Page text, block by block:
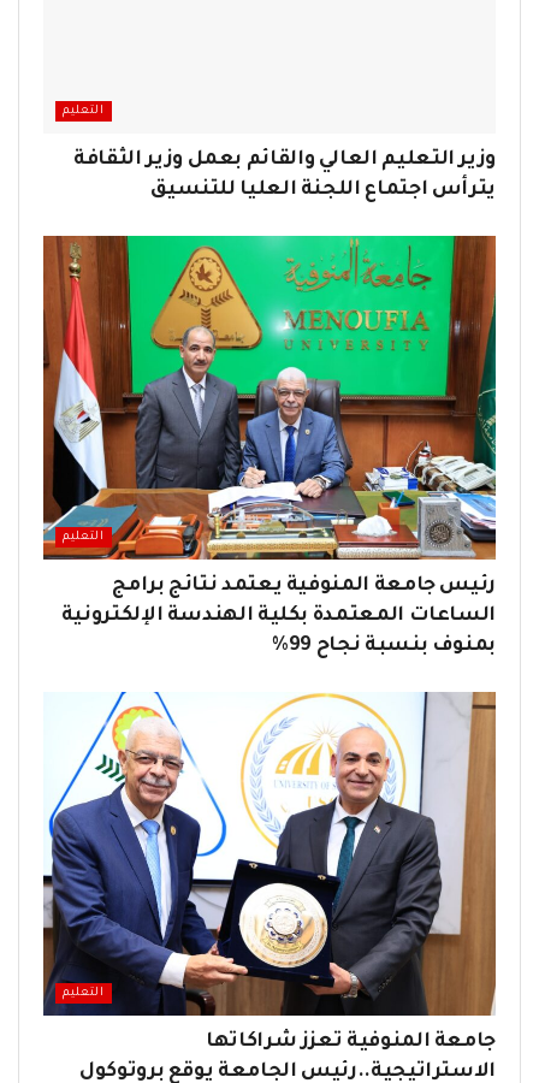
التعليم
وزير التعليم العالي والقائم بعمل وزير الثقافة
يترأس اجتماع اللجنة العليا للتنسيق
التعليم
رئيس جامعة المنوفية يعتمد نتائج برامج
الساعات المعتمدة بكلية الهندسة الإلكترونية
بمنوف بنسبة نجاح 99%
التعليم
جامعة المنوفية تعزز شراكاتها
الاستراتيجية..رئيس الجامعة يوقع بروتوكول